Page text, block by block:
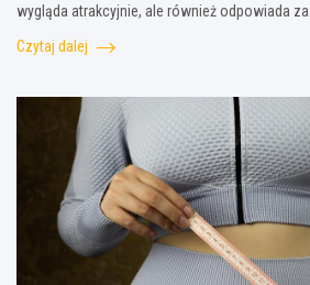
wygląda atrakcyjnie, ale również odpowiada za…
Czytaj dalej